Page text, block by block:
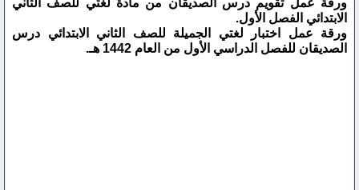
ورقة عمل تقويم درس الصديقان من مادة لغتي للصف الثاني
الابتدائي الفصل الأول.
ورقة عمل اختبار لغتي الجميلة للصف الثاني الابتدائي درس
الصديقان للفصل الدراسي الأول من العام 1442 هـ.